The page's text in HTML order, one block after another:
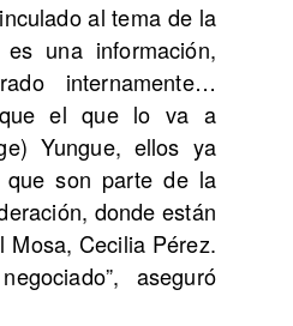
al tema de la
una información,
internamente…
el que lo va a
Yungue, ellos ya
que son parte de la
donde están
Mosa, Cecilia Pérez.
aseguró